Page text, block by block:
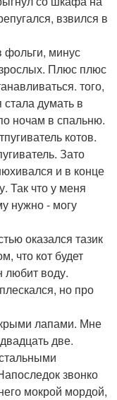
взвился в
фольги, минус
Плюс плюс
того,
думать в
ночам в спальню.
котов.
Зато
и в конце
Так что у меня
нужно - могу
оказался тазик
что кот будет
любит воду.
но про
лапами. Мне
две.
звонко
мокрой мордой,